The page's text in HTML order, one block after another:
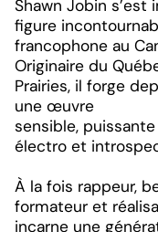
Shawn Jobin
figure
francophone au
Originaire du
Prairies, il forge
une œuvre
sensible,
électro et
À la fois rappeur,
formateur et
incarne une